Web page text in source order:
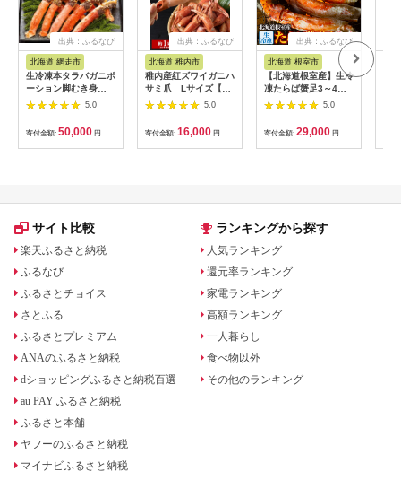
出典：ふるなび
北海道 網走市
生冷凍本タラバガニポ
ーション脚むき身
1kg【生食可・お刺身
OK】（北海道産）
ABE012
5.0
寄付金額: 50,000 円
出典：ふるなび
北海道 稚内市
稚内産紅ズワイガニハ
サミ爪 Lサイズ【約
1kg】解凍するだけの
手間いらず【配送不可
地域：離島・沖縄県】
5.0
寄付金額: 16,000 円
出典：ふるなび
北海道 根室市
【北海道根室産】生冷
凍たらば蟹足3～4肩
(計1kg前後) C-54010
5.0
寄付金額: 29,000 円
サイト比較
楽天ふるさと納税
ふるなび
ふるさとチョイス
さとふる
ふるさとプレミアム
ANAのふるさと納税
dショッピングふるさと納税百選
au PAY ふるさと納税
ふるさと本舗
ヤフーのふるさと納税
マイナビふるさと納税
ランキングから探す
人気ランキング
還元率ランキング
家電ランキング
高額ランキング
一人暮らし
食べ物以外
その他のランキング